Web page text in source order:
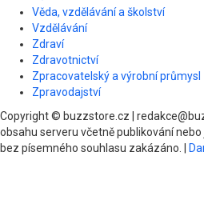
Věda, vzdělávání a školství
Vzdělávání
Zdraví
Zdravotnictví
Zpracovatelský a výrobní průmysl
Zpravodajství
Copyright © buzzstore.cz |
obsahu serveru včetně publikování
bez písemného souhlasu zakázáno.